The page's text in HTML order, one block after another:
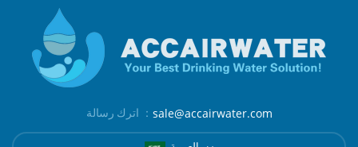
اترك رسالة ： sale@accairwater.com